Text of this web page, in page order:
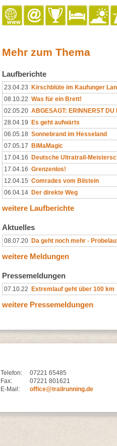
Mehr zum Thema
Laufberichte
23.04.23 Kirschblüte im Kaufunger
08.10.22 Was für ein Brett!
02.05.20 ABGESAGT: ERINNERST DU
28.04.19 Es geht aufwärts
06.05.18 Sonnebrand im Hesseland
07.05.17 BiMaMagic
17.04.16 Deutsche Ultratrail-
17.04.16 Grenzenlos!
12.04.15 Comrades vom Bilstein
06.04.14 Der direkte Weg
weitere Laufberichte
Aktuelles
08.07.20 Da geht noch mehr -
weitere Meldungen
Pressemeldungen
07.10.22 Extremlauf geht über 100 km
weitere Pressemeldungen
Telefon:
07221 65485
Fax:
07221 801621
E-Mail:
office@trailrunning.de